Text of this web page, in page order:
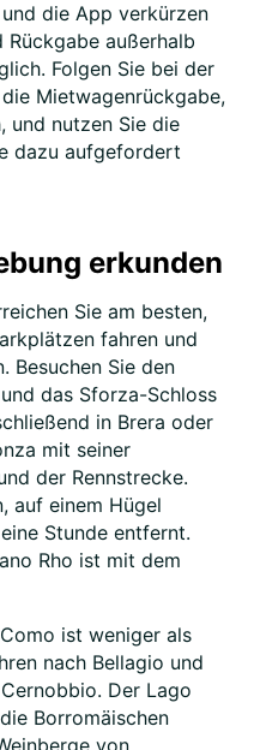
die App verkürzen
außerhalb
Folgen Sie bei der
Mietwagenrückgabe,
und nutzen Sie die
dazu aufgefordert
erkunden
Sie am besten,
fahren und
Besuchen Sie den
das Sforza-Schloss
in Brera oder
mit seiner
der Rennstrecke.
auf einem Hügel
Stunde entfernt.
Rho ist mit dem
ist weniger als
nach Bellagio und
Der Lago
Borromäischen
von